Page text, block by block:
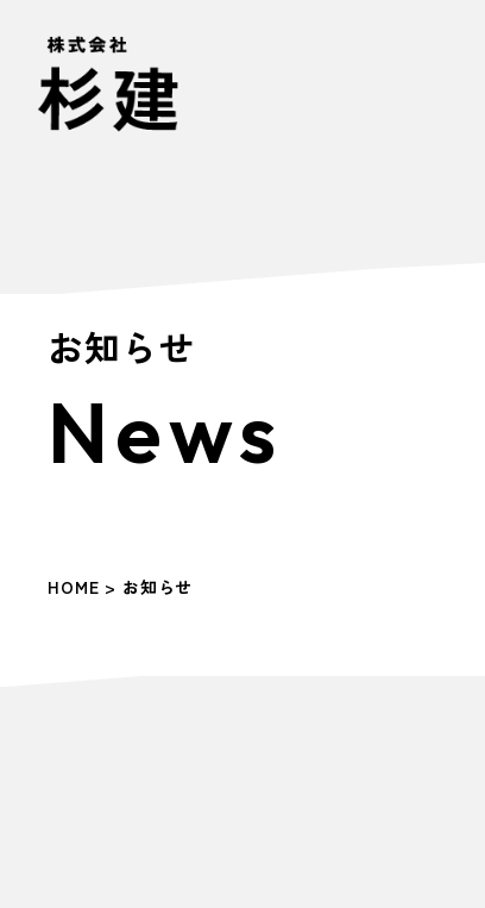
お知らせ
News
HOME > お知らせ